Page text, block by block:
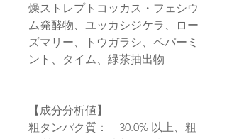
燥ストレプトコッカス・フェシウ
ム発酵物、ユッカシジケラ、ロー
ズマリー、トウガラシ、ペパーミ
ント、タイム、緑茶抽出物
【成分分析値】
粗タンパク質： 30.0% 以上、粗